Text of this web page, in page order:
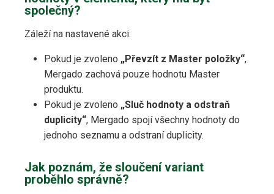
společný?
Záleží na nastavené akci:
Pokud je zvoleno „Převzít z Master položky“,
Mergado zachová pouze hodnotu Master
produktu.
Pokud je zvoleno „Sluč hodnoty a odstraň
duplicity“, Mergado spojí všechny hodnoty do
jednoho seznamu a odstraní duplicity.
Jak poznám, že sloučení variant
proběhlo správně?